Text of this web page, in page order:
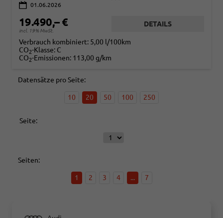
01.06.2026
19.490,– €
incl. 19% MwSt.
DETAILS
Verbrauch kombiniert: 5,00 l/100km
CO2-Klasse: C
CO2-Emissionen: 113,00 g/km
Datensätze pro Seite:
10 20 50 100 250
Seite:
Seiten:
1 2 3 4 ... 7